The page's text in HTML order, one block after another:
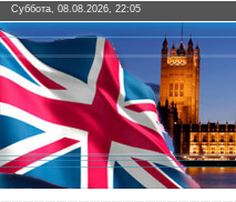
Суббота, 08.08.2026, 22:05